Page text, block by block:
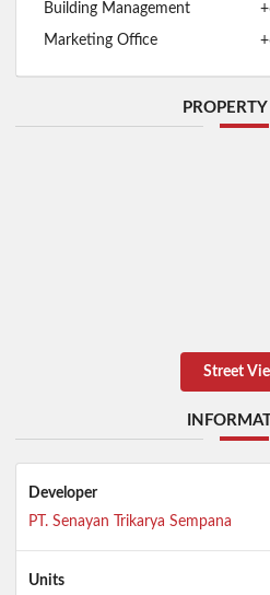
Building Management
Marketing Office
Street
Developer
PT. Senayan Trikarya Sempana
Units